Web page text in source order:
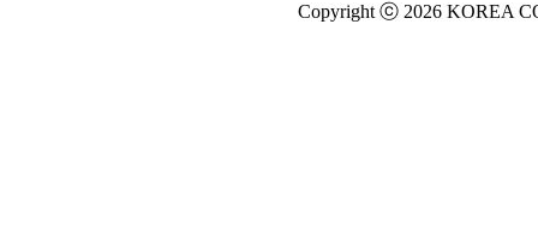
Copyright ⓒ 2026 KOREA